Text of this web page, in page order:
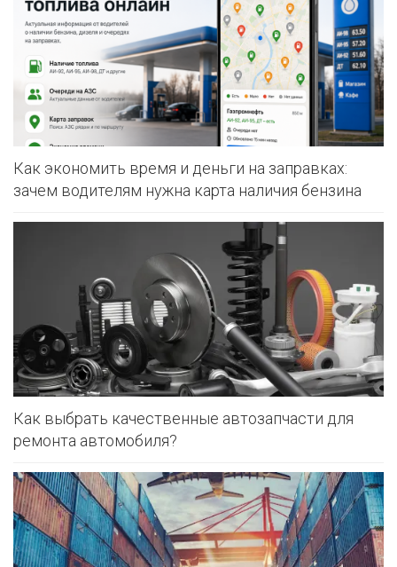
Как экономить время и деньги на заправках:
зачем водителям нужна карта наличия бензина
Как выбрать качественные автозапчасти для
ремонта автомобиля?